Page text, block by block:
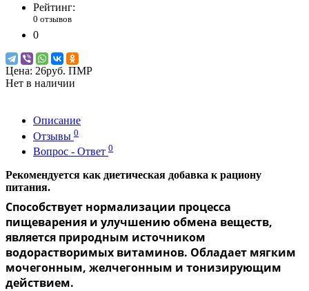
Рейтинг:
0 отзывов
0
Цена: 26руб. ПМР
Нет в наличии
Описание
Отзывы 0
Вопрос - Ответ 0
Рекомендуется как диетическая добавка к рациону
питания.
Способствует нормализации процесса
пищеварения и улучшению обмена веществ,
является природным источником
водорастворимых витаминов. Обладает мягким
мочегонным, желчегонным и тонизирующим
действием.